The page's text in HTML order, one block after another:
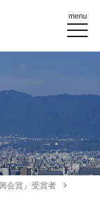
menu
会賞』受賞者